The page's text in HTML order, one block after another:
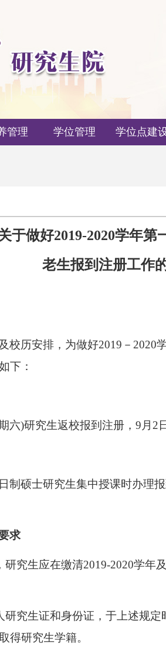
管理 学位管理 学位点建
于做好2019-2020学年第
老生报到注册工作
校历安排，为做好2019 － 2020
下：
六)研究生返校报到注册， 9 月 2
制硕士研究生集中授课时办理
求
研究生应在缴清2019-2020学年
研究生证和身份证，于上述规
得研究生学籍。